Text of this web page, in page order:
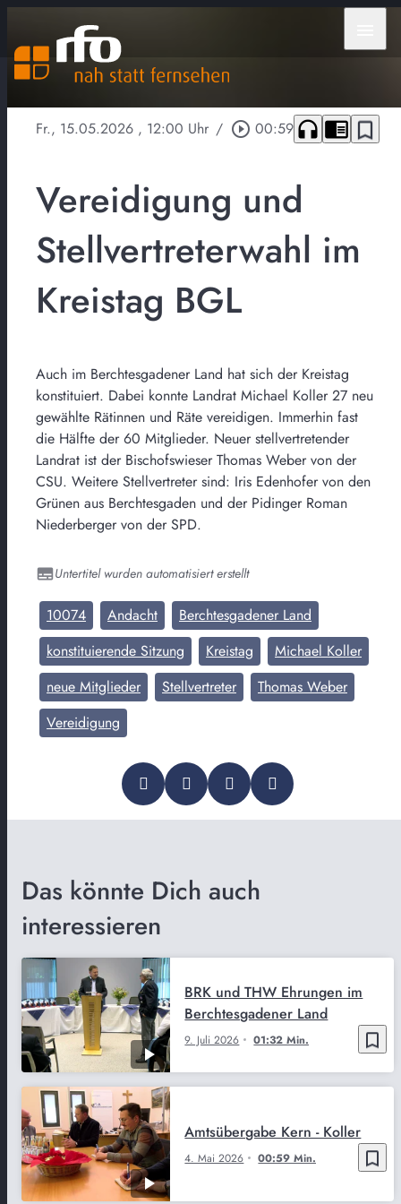
Fr., 15.05.2026 , 12:00 Uhr / play_circle_outline 00:59 headphones chrome_reader_mode bookmark_border
Vereidigung und
Stellvertreterwahl im
Kreistag BGL
Auch im Berchtesgadener Land hat sich der Kreistag
konstituiert. Dabei konnte Landrat Michael Koller 27 neu
gewählte Rätinnen und Räte vereidigen. Immerhin fast
die Hälfte der 60 Mitglieder. Neuer stellvertretender
Landrat ist der Bischofswieser Thomas Weber von der
CSU. Weitere Stellvertreter sind: Iris Edenhofer von den
Grünen aus Berchtesgaden und der Pidinger Roman
Niederberger von der SPD.
Untertitel wurden automatisiert erstellt
10074 Andacht
Berchtesgadener Land
konstituierende Sitzung
Kreistag
Michael Koller
neue Mitglieder
Stellvertreter
Thomas Weber
Vereidigung
Das könnte Dich auch
interessieren
bookmark_border
9. Juli 2026 01:32 Min.
BRK und THW Ehrungen im
Berchtesgadener Land
bookmark_border
4. Mai 2026 00:59 Min.
Amtsübergabe Kern - Koller